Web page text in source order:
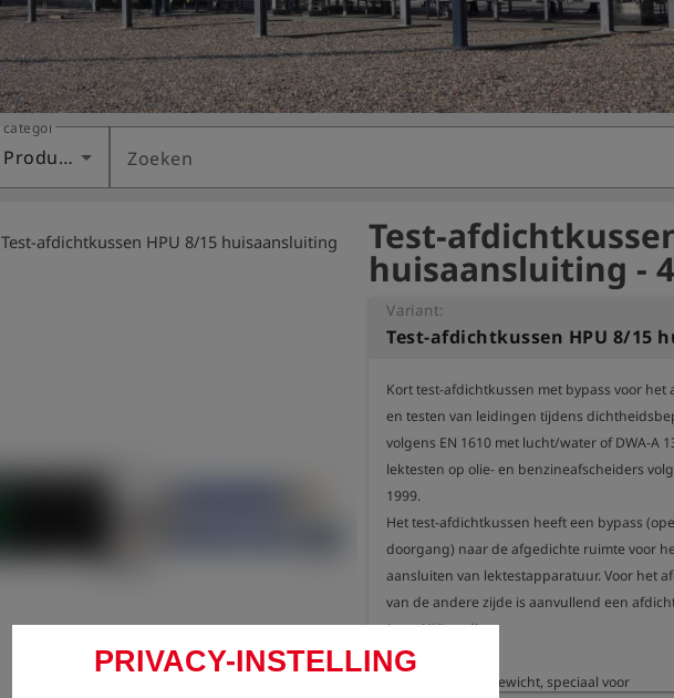
PRIVACY-INSTELLING
categorie
Producten Zoeken
Test-afdichtkussen HPU 8/15 huisaansluiting Test-
huisaansluiting -
Variant:
Kort test-afdichtkussen met bypass voor het
en testen van leidingen tijdens
volgens EN 1610 met lucht/water of DWA-A
lektesten op olie- en benzineafscheiders
1999.
Het test-afdichtkussen heeft een bypass
doorgang) naar de afgedichte ruimte voor
aansluiten van lektestapparatuur. Voor het
van de andere zijde is aanvullend een
(type HU) nodig.
- flexibel en lichtgewicht, speciaal voor